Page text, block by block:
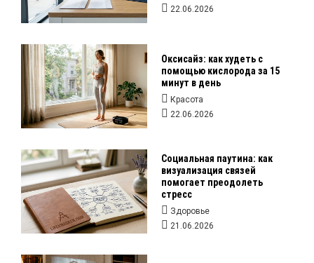
22.06.2026
Оксисайз: как худеть с
помощью кислорода за 15
минут в день
Красота
22.06.2026
Социальная паутина: как
визуализация связей
помогает преодолеть
стресс
Здоровье
21.06.2026